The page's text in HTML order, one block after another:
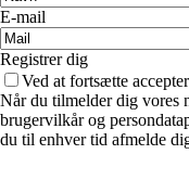
E-mail
Registrer dig
Ved at fortsætte
Når du tilmelder dig vores
brugervilkår og
du til enhver tid afmelde